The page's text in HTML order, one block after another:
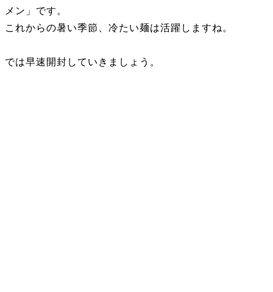
メン」です。
これからの暑い季節、冷たい麺は活躍しますね。
では早速開封していきましょう。